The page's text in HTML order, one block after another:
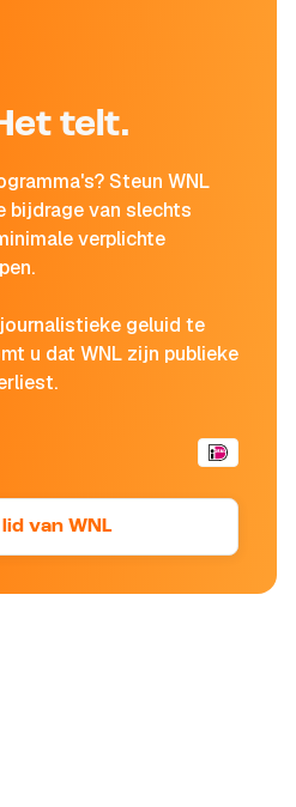
telt.
Steun WNL
bijdrage van slechts
verplichte
geluid te
u dat WNL zijn publieke
van WNL